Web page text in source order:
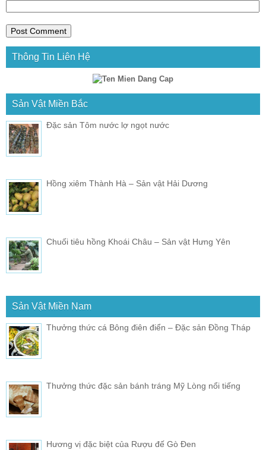
Thông Tin Liên Hệ
Sản Vật Miền Bắc
Đặc sản Tôm nước lợ ngọt nước
Hồng xiêm Thành Hà – Sản vật Hải Dương
Chuối tiêu hồng Khoái Châu – Sản vật Hưng Yên
Sản Vật Miền Nam
Thưởng thức cá Bông điên điển – Đặc sản Đồng Tháp
Thưởng thức đặc sản bánh tráng Mỹ Lòng nổi tiếng
Hương vị đặc biệt của Rượu đế Gò Đen